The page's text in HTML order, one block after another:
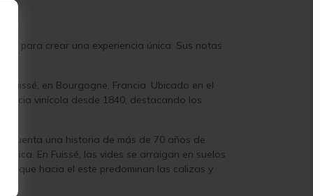
para crear una experiencia única. Sus notas
Fuissé, en Bourgogne, Francia. Ubicado en el
vinícola desde 1840, destacando los
cuenta una historia de más de 70 años de
En Fuissé, las vides se arraigan en suelos
que hacia el este predominan las calizas y